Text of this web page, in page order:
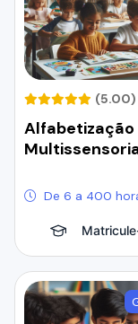
(5.00)
Alfabetização
De 6 a 400